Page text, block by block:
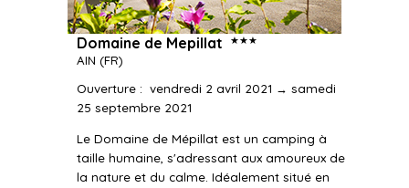
Domaine de Mepillat ★★★
AIN (FR)
Ouverture : vendredi 2 avril 2021 → samedi
25 septembre 2021
Le Domaine de Mépillat est un camping à
taille humaine, s'adressant aux amoureux de
la nature et du calme. Idéalement situé en